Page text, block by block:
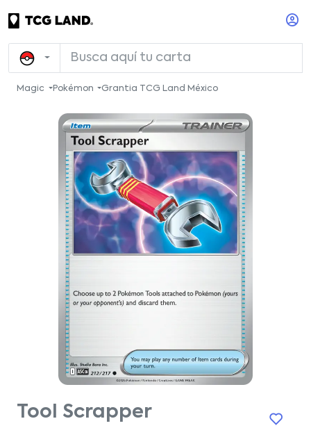
Magic Pokémon Grantia TCG Land México
Tool Scrapper